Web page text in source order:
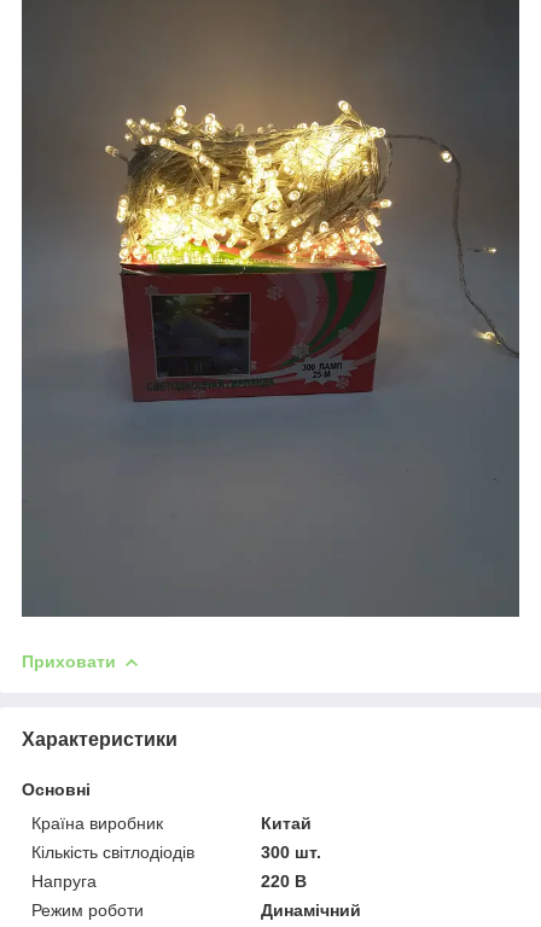
Приховати
Характеристики
Основні
Країна виробник
Китай
Кількість світлодіодів
300 шт.
Напруга
220 В
Режим роботи
Динамічний